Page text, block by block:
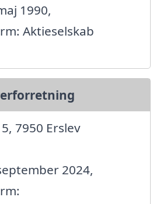
1990,
Aktieselskab
7950 Erslev
2024,